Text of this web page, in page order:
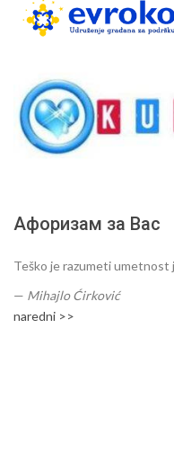
Афоризам за Вас
Teško je razumeti umetnost
— Mihajlo Ćirković
naredni >>